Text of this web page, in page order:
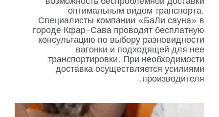
оптимальным видом транспорта.
Специалисты компании «БаЛи сауна» в
городе Кфар-Сава проводят бесплатную
консультацию по выбору разновидности
вагонки и подходящей для нее
транспортировки. При необходимости
доставка осуществляется усилиями
производителя.